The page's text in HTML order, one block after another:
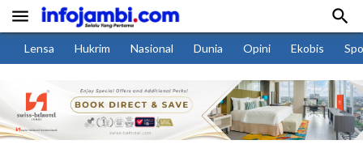
 
Lensa Hukrim Nasional Dunia Opini Ekobis